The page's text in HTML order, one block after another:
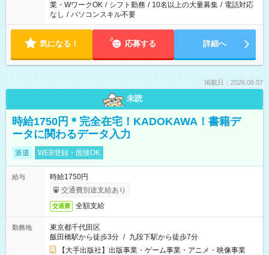
業・WワークOK / シフト勤務 / 10名以上の大量募集 / 電話対応
なし / パソコンスキル不要
気になる！ 応募する 詳細へ
掲載日：2026.08.07
未読
時給1750円＊完全在宅！KADOKAWA！書籍デ
ータに関わるデータ入力
派遣 WEB登録・面接OK
給与
時給1750円
交通費別途支給あり
交通費 全額支給
勤務地
東京都千代田区
飯田橋駅から徒歩3分 / 九段下駅から徒歩7分
【大手出版社】出版事業・ゲーム事業・アニメ・映像事業